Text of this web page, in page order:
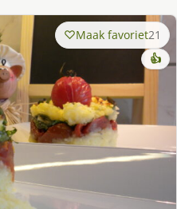
Maak favoriet21
👍